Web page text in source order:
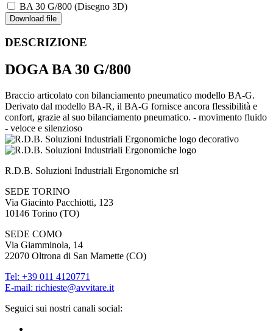
BA 30 G/800 (Disegno 3D)
Download file
DESCRIZIONE
DOGA BA 30 G/800
Braccio articolato con bilanciamento pneumatico modello BA-G.
Derivato dal modello BA-R, il BA-G fornisce ancora flessibilità e
confort, grazie al suo bilanciamento pneumatico. - movimento fluido
- veloce e silenzioso
R.D.B. Soluzioni Industriali Ergonomiche srl
SEDE TORINO
Via Giacinto Pacchiotti, 123
10146 Torino (TO)
SEDE COMO
Via Giamminola, 14
22070 Oltrona di San Mamette (CO)
Tel: +39 011 4120771
E-mail: richieste@avvitare.it
Seguici sui nostri canali social: